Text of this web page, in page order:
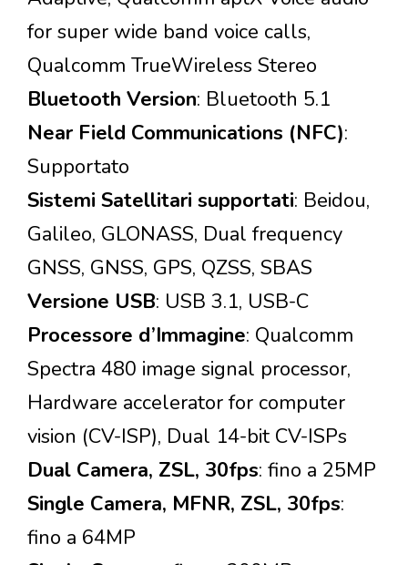
for super wide band voice calls,
Qualcomm TrueWireless Stereo
Bluetooth Version: Bluetooth 5.1
Near Field Communications (NFC):
Supportato
Sistemi Satellitari supportati: Beidou,
Galileo, GLONASS, Dual frequency
GNSS, GNSS, GPS, QZSS, SBAS
Versione USB: USB 3.1, USB-C
Processore d’Immagine: Qualcomm
Spectra 480 image signal processor,
Hardware accelerator for computer
vision (CV-ISP), Dual 14-bit CV-ISPs
Dual Camera, ZSL, 30fps: fino a 25MP
Single Camera, MFNR, ZSL, 30fps:
fino a 64MP